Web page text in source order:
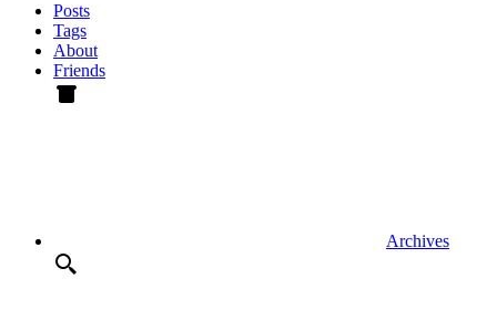
Posts
Tags
About
Friends
Archives